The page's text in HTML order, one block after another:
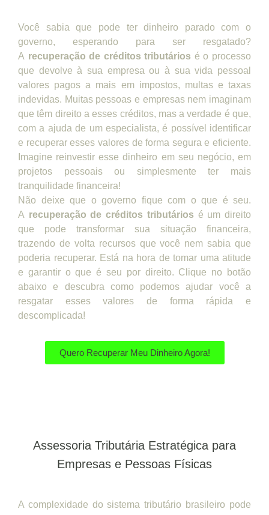
Você sabia que pode ter dinheiro parado com o
governo, esperando para ser resgatado?
A recuperação de créditos tributários é o processo
que devolve à sua empresa ou à sua vida pessoal
valores pagos a mais em impostos, multas e taxas
indevidas. Muitas pessoas e empresas nem imaginam
que têm direito a esses créditos, mas a verdade é que,
com a ajuda de um especialista, é possível identificar
e recuperar esses valores de forma segura e eficiente.
Imagine reinvestir esse dinheiro em seu negócio, em
projetos pessoais ou simplesmente ter mais
tranquilidade financeira!
Não deixe que o governo fique com o que é seu.
A recuperação de créditos tributários é um direito
que pode transformar sua situação financeira,
trazendo de volta recursos que você nem sabia que
poderia recuperar. Está na hora de tomar uma atitude
e garantir o que é seu por direito. Clique no botão
abaixo e descubra como podemos ajudar você a
resgatar esses valores de forma rápida e
descomplicada!
Quero Recuperar Meu Dinheiro Agora!
Assessoria Tributária Estratégica para
Empresas e Pessoas Físicas
A complexidade do sistema tributário brasileiro pode